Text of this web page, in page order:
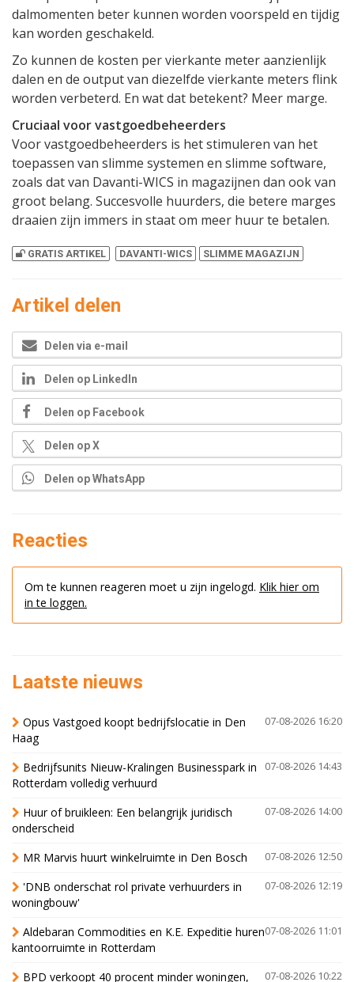
dalmomenten beter kunnen worden voorspeld en tijdig
kan worden geschakeld.
Zo kunnen de kosten per vierkante meter aanzienlijk
dalen en de output van diezelfde vierkante meters flink
worden verbeterd. En wat dat betekent? Meer marge.
Cruciaal voor vastgoedbeheerders
Voor vastgoedbeheerders is het stimuleren van het
toepassen van slimme systemen en slimme software,
zoals dat van Davanti-WICS in magazijnen dan ook van
groot belang. Succesvolle huurders, die betere marges
draaien zijn immers in staat om meer huur te betalen.
GRATIS ARTIKEL DAVANTI-WICS SLIMME MAGAZIJN
Artikel delen
Delen via e-mail
Delen op LinkedIn
Delen op Facebook
Delen op X
Delen op WhatsApp
Reacties
Om te kunnen reageren moet u zijn ingelogd. Klik hier om
in te loggen.
Laatste nieuws
07-08-2026 16:20
Opus Vastgoed koopt bedrijfslocatie in Den
Haag
07-08-2026 14:43
Bedrijfsunits Nieuw-Kralingen Businesspark in
Rotterdam volledig verhuurd
07-08-2026 14:00
Huur of bruikleen: Een belangrijk juridisch
onderscheid
07-08-2026 12:50
MR Marvis huurt winkelruimte in Den Bosch
07-08-2026 12:19
'DNB onderschat rol private verhuurders in
woningbouw'
07-08-2026 11:01
Aldebaran Commodities en K.E. Expeditie huren
kantoorruimte in Rotterdam
07-08-2026 10:22
BPD verkoopt 40 procent minder woningen,